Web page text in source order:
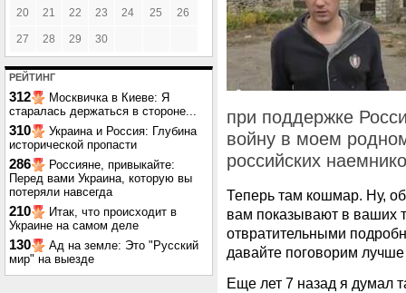
20 21 22 23 24 25 26
27 28 29 30
РЕЙТИНГ
312
Москвичка в Киеве: Я
старалась держаться в стороне...
310
Украина и Россия: Глубина
исторической пропасти
286
Россияне, привыкайте:
Перед вами Украина, которую вы
потеряли навсегда
210
Итак, что происходит в
Украине на самом деле
130
Ад на земле: Это "Русский
мир" на выезде
при поддержке
войну в моем
российских
Теперь там кошмар. Ну, об
вам показывают в ваших
отвратительными
давайте поговорим
Еще лет 7 назад я думал